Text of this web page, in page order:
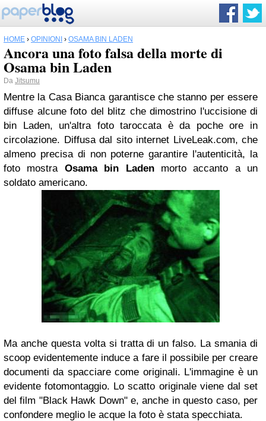
HOME › OPINIONI › OSAMA BIN LADEN
Ancora una foto falsa della morte di
Osama bin Laden
Da Jitsumu
Mentre la Casa Bianca garantisce che stanno per essere
diffuse alcune foto del blitz che dimostrino l'uccisione di
bin Laden, un'altra foto taroccata è da poche ore in
circolazione. Diffusa dal sito internet LiveLeak.com, che
almeno precisa di non poterne garantire l'autenticità, la
foto mostra Osama bin Ladenmorto accanto a un
soldato americano.
Ma anche questa volta si tratta di un falso. La smania di
scoop evidentemente induce a fare il possibile per creare
documenti da spacciare come originali. L'immagine è un
evidente fotomontaggio. Lo scatto originale viene dal set
del film "Black Hawk Down" e, anche in questo caso, per
confondere meglio le acque la foto è stata specchiata.